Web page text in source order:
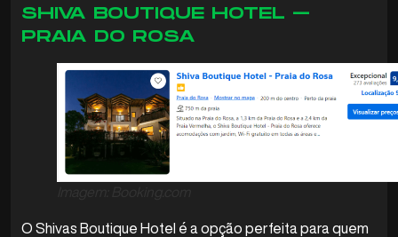
SHIVA BOUTIQUE HOTEL –
PRAIA DO ROSA
O Shivas Boutique Hotel é a opção perfeita para quem